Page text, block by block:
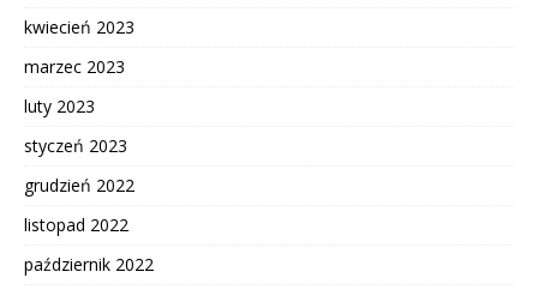
kwiecień 2023
marzec 2023
luty 2023
styczeń 2023
grudzień 2022
listopad 2022
październik 2022